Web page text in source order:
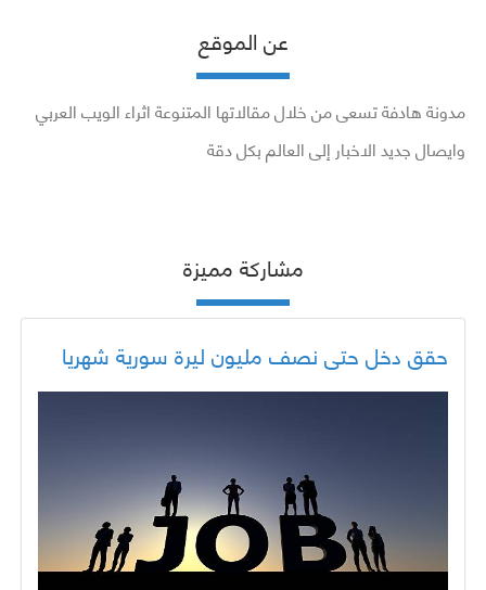
عن الموقع
مدونة هادفة تسعى من خلال مقالاتها المتنوعة اثراء الويب العربي
وايصال جديد الاخبار إلى العالم بكل دقة
مشاركة مميزة
حقق دخل حتى نصف مليون ليرة سورية شهريا